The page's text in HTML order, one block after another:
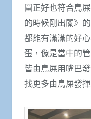
圍正好也符合鳥
的時候剛出關》
都能有滿滿的好
蛋，像是當中的
皆由鳥屎用嘴巴
找更多由鳥屎發